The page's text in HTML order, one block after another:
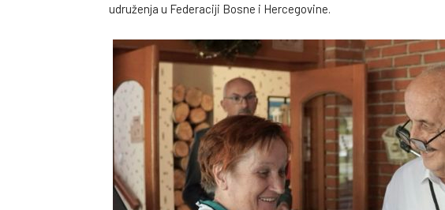
udruženja u Federaciji Bosne i Hercegovine.